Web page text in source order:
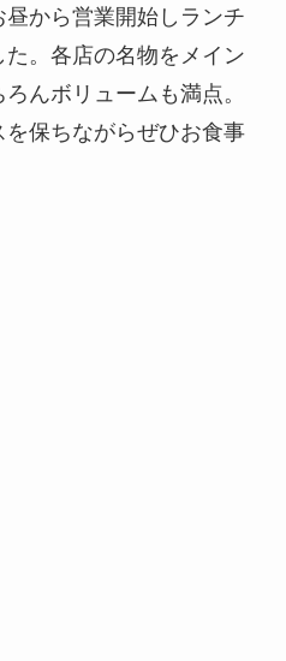
から営業開始しランチ
。各店の名物をメイン
んボリュームも満点。
保ちながらぜひお食事